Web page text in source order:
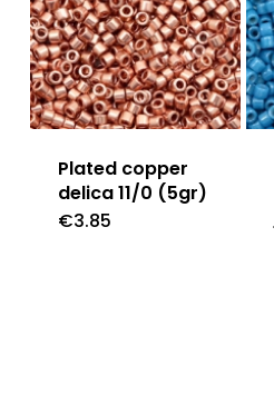
Plated copper
delica 11/0 (5gr)
€3.85